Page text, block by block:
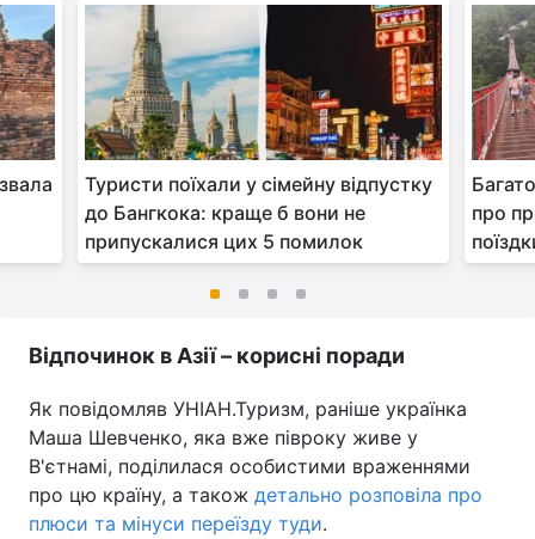
Туристи поїхали у сімейну відпустку
до Бангкока: краще б вони не
припускалися цих 5 помилок
про
Відпочинок в Азії – корисні поради
Як повідомляв УНІАН.Туризм, раніше українка
Маша Шевченко, яка вже півроку живе у
В'єтнамі, поділилася особистими враженнями
про цю країну, а також детально розповіла про
плюси та мінуси переїзду туди.